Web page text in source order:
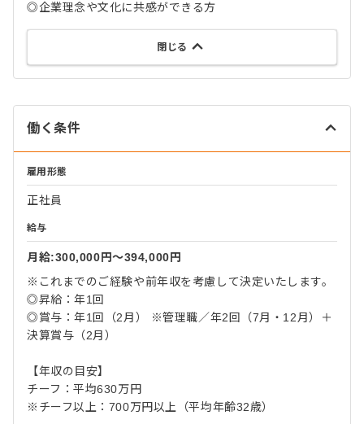
◎企業理念や文化に共感ができる方
閉じる
働く条件
雇用形態
正社員
給与
月給:300,000円〜394,000円
※これまでのご経験や前年収を考慮して決定いたします。
◎昇給：年1回
◎賞与：年1回（2月） ※管理職／年2回（7月・12月）＋
決算賞与（2月）
【年収の目安】
チーフ：平均630万円
※チーフ以上：700万円以上（平均年齢32歳）